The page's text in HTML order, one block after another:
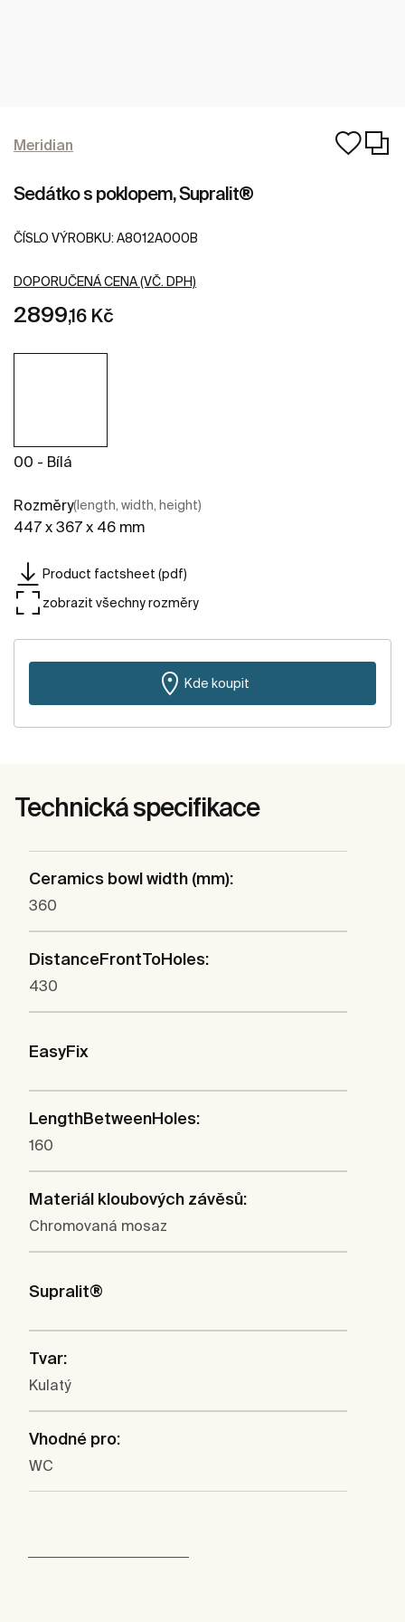
Meridian
Sedátko s poklopem, Supralit®
ČÍSLO VÝROBKU: A8012A000B
DOPORUČENÁ CENA (VČ. DPH)
2899,16 Kč
00 - Bílá
Rozměry(length, width, height)
447 x 367 x 46 mm
Product factsheet (pdf)
zobrazit všechny rozměry
Kde koupit
Technická specifikace
Ceramics bowl width (mm):
360
DistanceFrontToHoles:
430
EasyFix
LengthBetweenHoles:
160
Materiál kloubových závěsů:
Chromovaná mosaz
Supralit®
Tvar:
Kulatý
Vhodné pro:
WC